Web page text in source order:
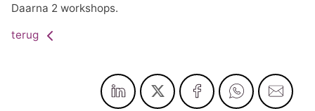
Daarna 2 workshops.
terug